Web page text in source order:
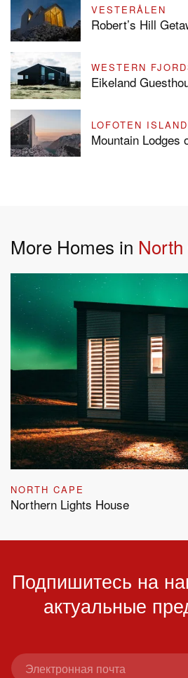
VESTERÅLEN
Robert’s Hill
WESTERN
Eikeland
LOFOTEN
Mountain Lodges
More Homes in
NORTH CAPE
Northern Lights House
Подпишитесь на
актуальные